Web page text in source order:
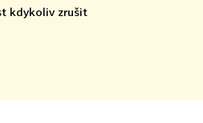
kdykoliv zrušit